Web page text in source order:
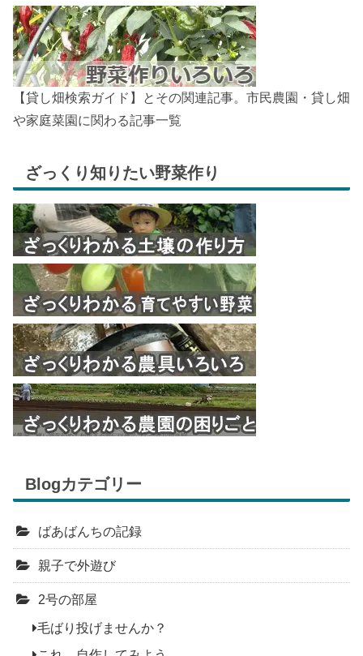
【貸し畑検索ガイド】とその関連記事。市民農園・貸し畑
や家庭菜園に関わる記事一覧
ざっくり知りたい野菜作り
Blogカテゴリー
ばあばんちの記録
親子で外遊び
2号の部屋
毛ばり投げませんか？